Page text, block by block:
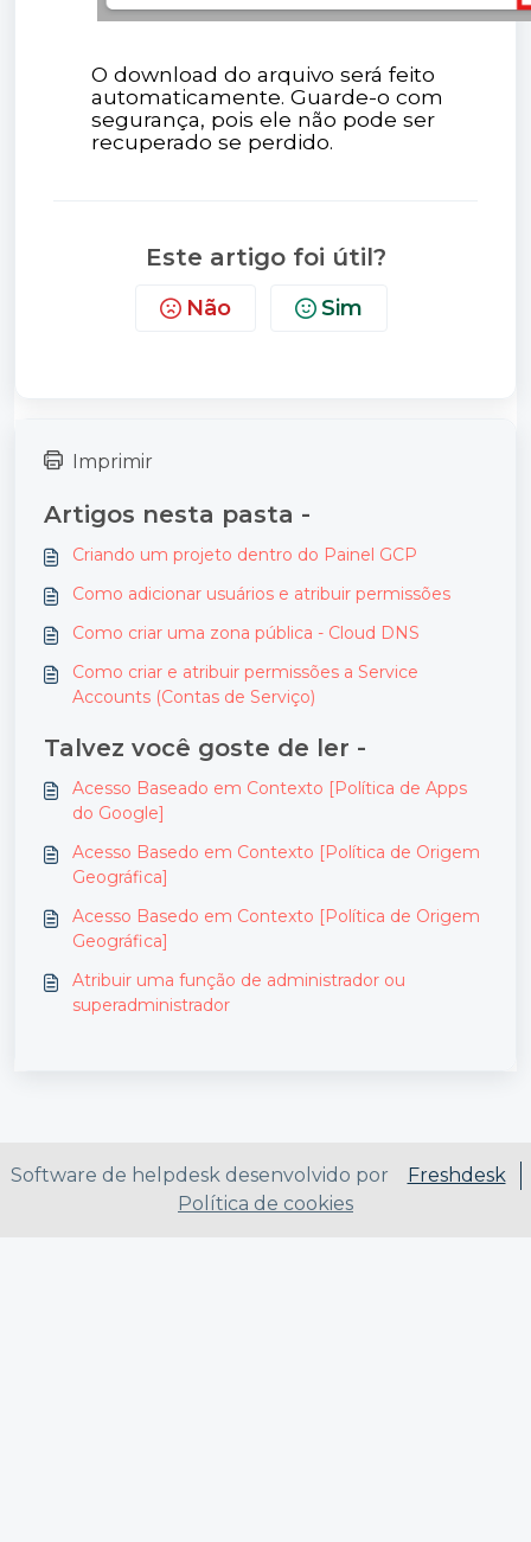
O download do arquivo será feito
automaticamente. Guarde-o com
segurança, pois ele não pode ser
recuperado se perdido.
Este artigo foi útil?
Não Sim
Imprimir
Artigos nesta pasta -
Criando um projeto dentro do Painel GCP
Como adicionar usuários e atribuir permissões
Como criar uma zona pública - Cloud DNS
Como criar e atribuir permissões a Service
Accounts (Contas de Serviço)
Talvez você goste de ler -
Acesso Baseado em Contexto [Política de Apps
do Google]
Acesso Basedo em Contexto [Política de Origem
Geográfica]
Acesso Basedo em Contexto [Política de Origem
Geográfica]
Atribuir uma função de administrador ou
superadministrador
Software de helpdesk desenvolvido por
Freshdesk
Política de cookies